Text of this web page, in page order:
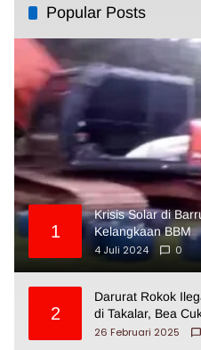
Popular Posts
1
Krisis Solar di
Kelangkaan BBM
4 Juli 2024
0
2
Darurat Rokok
di Takalar, Bea
26 Februari 2025